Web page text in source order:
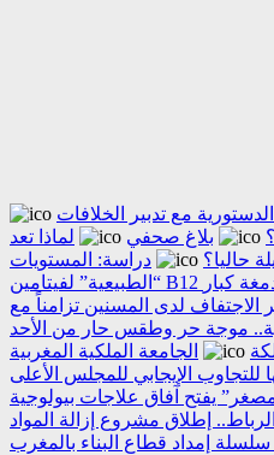
مع تدبير الخلافات
بلاغ صحفي
لماذا تعد
حاليا؟
دراسة: المستويات
“الطبيعية” لفيتامين B12 قد تخفي خطرا صامتا على أدمغة كبار
لدى المسنين تزامناً مع
موجة حر وطقس حار من الأحد
الجامعة الملكية المغربية
الإيجابي للمجلس الأعلى
يفتح آفاق علاجات بيولوجية
الرباط.. إطلاق مشروع إزالة المواد
سلسلة إمداد قطاع البناء بالمغرب